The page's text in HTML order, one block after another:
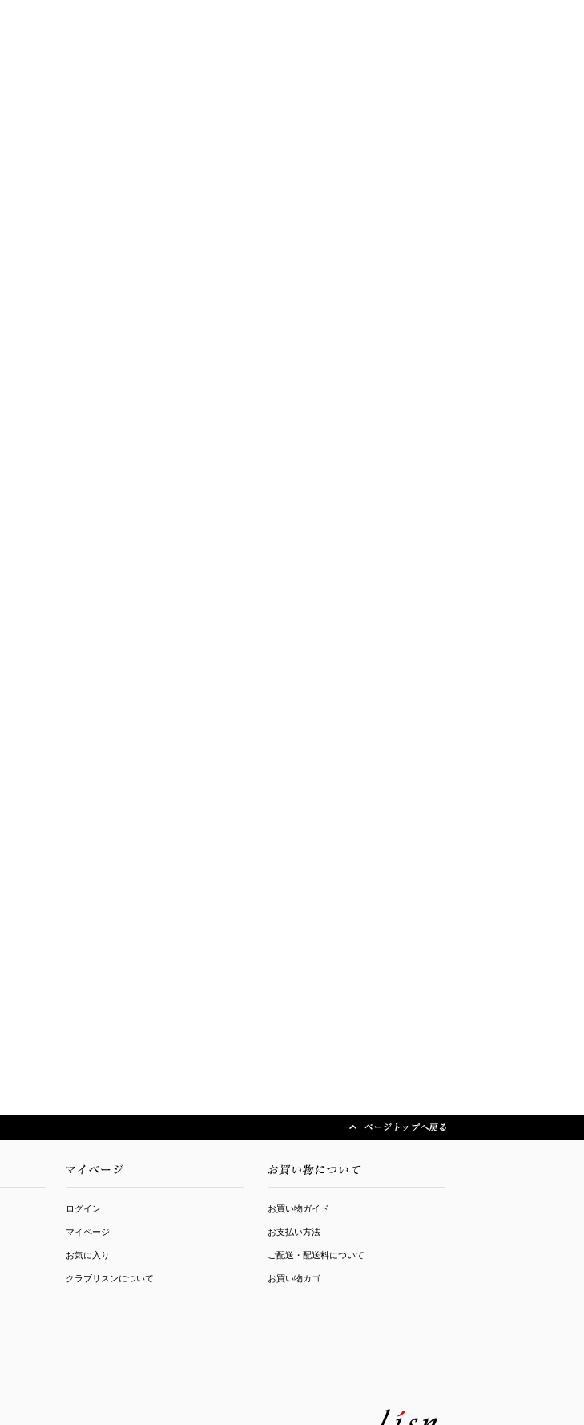
ログイン
マイページ
お気に入り
クラブリスンについて
お買い物ガイド
お支払い方法
ご配送・配送料について
お買い物カゴ